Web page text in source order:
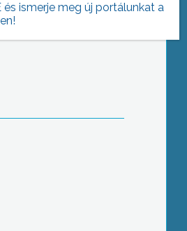
és ismerje meg új portálunkat a